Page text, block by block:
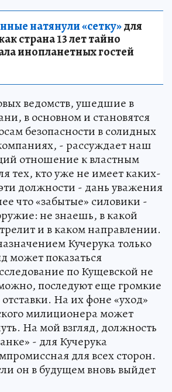
натянули «сетку»для
страна 13 лет тайно
инопланетных гостей
ведомств, ушедшие в
в основном и становятся
безопасности в солидных
- рассуждает наш
отношение к властным
тех, кто уже не имеет каких-
должности - дань уважения
что «забытые» силовики -
не знаешь, в какой
и в каком направлении.
Кучерука только
может показаться
по Кущевской не
последуют еще громкие
На их фоне «уход»
милиционера может
На мой взгляд, должность
- для Кучерука
для всех сторон.
он в будущем вновь выйдет